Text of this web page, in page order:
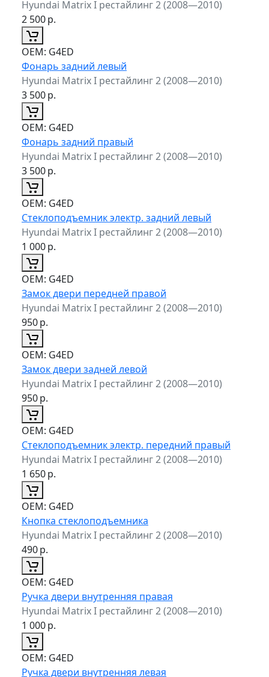
Hyundai Matrix I рестайлинг 2 (2008—2010)
2 500р.
ОЕМ: G4ED
Фонарь задний левый
Hyundai Matrix I рестайлинг 2 (2008—2010)
3 500р.
ОЕМ: G4ED
Фонарь задний правый
Hyundai Matrix I рестайлинг 2 (2008—2010)
3 500р.
ОЕМ: G4ED
Стеклоподъемник электр. задний левый
Hyundai Matrix I рестайлинг 2 (2008—2010)
1 000р.
ОЕМ: G4ED
Замок двери передней правой
Hyundai Matrix I рестайлинг 2 (2008—2010)
950р.
ОЕМ: G4ED
Замок двери задней левой
Hyundai Matrix I рестайлинг 2 (2008—2010)
950р.
ОЕМ: G4ED
Стеклоподъемник электр. передний правый
Hyundai Matrix I рестайлинг 2 (2008—2010)
1 650р.
ОЕМ: G4ED
Кнопка стеклоподъемника
Hyundai Matrix I рестайлинг 2 (2008—2010)
490р.
ОЕМ: G4ED
Ручка двери внутренняя правая
Hyundai Matrix I рестайлинг 2 (2008—2010)
1 000р.
ОЕМ: G4ED
Ручка двери внутренняя левая